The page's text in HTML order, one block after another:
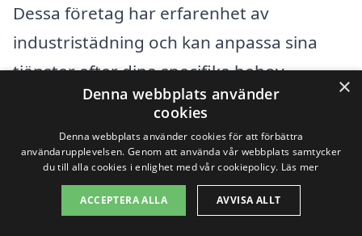
Dessa företag har erfarenhet av
industristädning och kan anpassa sina
tjänster efter dina specifika behov.
Här är några städer nära Mohed där du
kan söka efter professionella företag för
industristädning:
×
Denna webbplats använder
cookies
Denna webbplats använder cookies för att förbättra
användarupplevelsen. Genom att använda vår webbplats samtycker
du till alla cookies i enlighet med vår cookiepolicy. Läs mer
ACCEPTERA ALLA AVVISA ALLT